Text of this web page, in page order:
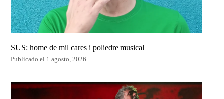
SUS: home de mil cares i poliedre musical
Publicado el 1 agosto, 2026